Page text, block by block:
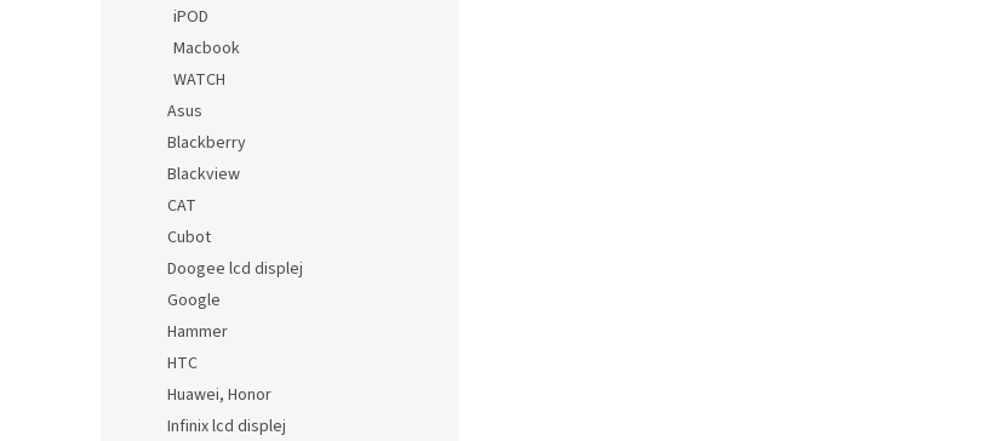
iPOD
Macbook
WATCH
Asus
Blackberry
Blackview
CAT
Cubot
Doogee lcd displej
Google
Hammer
HTC
Huawei, Honor
Infinix lcd displej